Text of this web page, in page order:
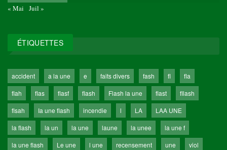
« Mai
Juil »
ÉTIQUETTES
accident a la une e faits divers fash fl
fla
flah
flas flasf flash Flash la une flast
fllash
flsah
Ia une flash incendie l LA
LAA UNE
la flash
la un la une laune la unee
la une f
la une flash
Le une l une recensement une
viol